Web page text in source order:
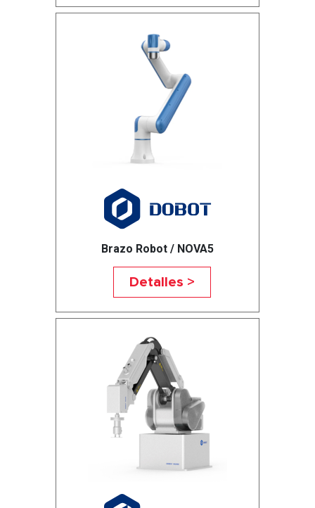
Brazo Robot / NOVA5
Detalles >